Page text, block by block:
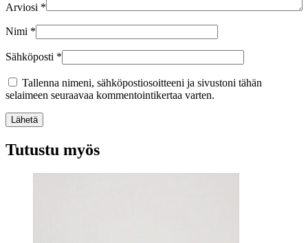
Arviosi *
Nimi *
Sähköposti *
Tallenna nimeni, sähköpostiosoitteeni ja sivustoni tähän
selaimeen seuraavaa kommentointikertaa varten.
Lähetä
Tutustu myös